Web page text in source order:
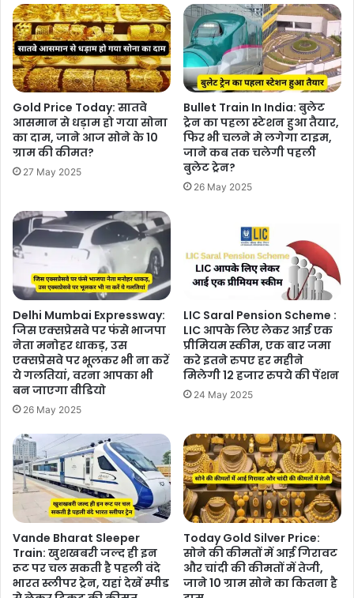
Gold Price Today: सातवे
आसमान से धड़ाम हो गया सोना
का दाम, जाने आज सोने के 10
ग्राम की कीमत?
27 May 2025
Bullet Train In India: बुलेट
ट्रेन का पहला स्टेशन हुआ तैयार,
फिर भी चलने मे लगेगा टाइम,
जाने कब तक चलेगी पहली
बुलेट ट्रेन?
26 May 2025
Delhi Mumbai Expressway:
जिस एक्सप्रेसवे पर फंसे भाजपा
नेता मनोहर धाकड़, उस
एक्सप्रेसवे पर भूलकर भी ना करें
ये गलतियां, वरना आपका भी
बन जाएगा वीडियो
26 May 2025
LIC Saral Pension Scheme :
LIC आपके लिए लेकर आई एक
प्रीमियम स्कीम, एक बार जमा
करे इतने रुपए हर महीने
मिलेगी 12 हजार रुपये की पेंशन
24 May 2025
Vande Bharat Sleeper
Train: खुशखबरी जल्द ही इन
रूट पर चल सकती है पहली वंदे
भारत स्लीपर ट्रेन, यहां देखें स्पीड
Today Gold Silver Price:
सोने की कीमतों में आई गिरावट
और चांदी की कीमतों में तेजी,
जाने 10 ग्राम सोने का कितना है